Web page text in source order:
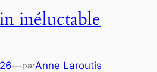
inéluctable
—parAnne Laroutis